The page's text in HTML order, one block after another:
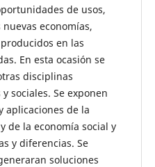
de usos,
economías,
en las
En esta ocasión se
disciplinas
sociales. Se exponen
aplicaciones de la
de la economía social y
y diferencias. Se
soluciones